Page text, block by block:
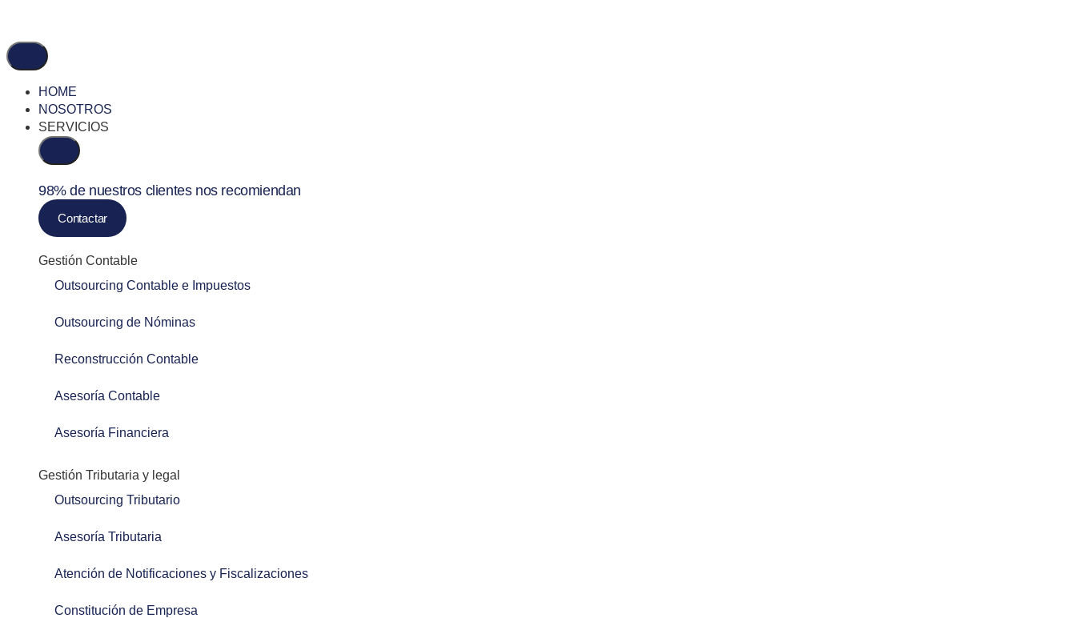
HOME
NOSOTROS
SERVICIOS
98% de nuestros clientes nos recomiendan
Contactar
Gestión Contable
Outsourcing Contable e Impuestos
Outsourcing de Nóminas
Reconstrucción Contable
Asesoría Contable
Asesoría Financiera
Gestión Tributaria y legal
Outsourcing Tributario
Asesoría Tributaria
Atención de Notificaciones y Fiscalizaciones
Constitución de Empresa